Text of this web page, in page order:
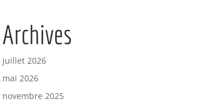
Archives
juillet 2026
mai 2026
novembre 2025